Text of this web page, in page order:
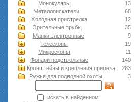
13
Монокуляры
68
Металлоискатели
12
Холодная пристрелка
35
Зрительные трубы
9
Манки электронные
19
Телескопы
11
Микроскопы
140
Фонари подствольные
283
Кронштейны и крепления прицела
3
Ружья для подводной оxоты
искать в найденном